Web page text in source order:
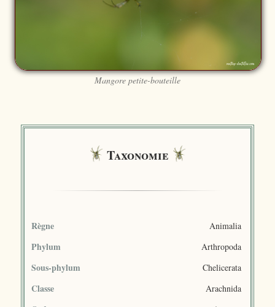
Mangore petite-bouteille
Taxonomie
Règne Animalia
Phylum Arthropoda
Sous-phylum Chelicerata
Classe Arachnida